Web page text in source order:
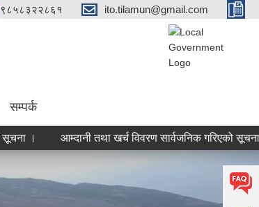
९८५८३२२८६१ ito.tilamun@gmail.com
सम्पर्क
आम्दानी तथा खर्च विवरण सार्वजनिक गरिएको सूचना ।